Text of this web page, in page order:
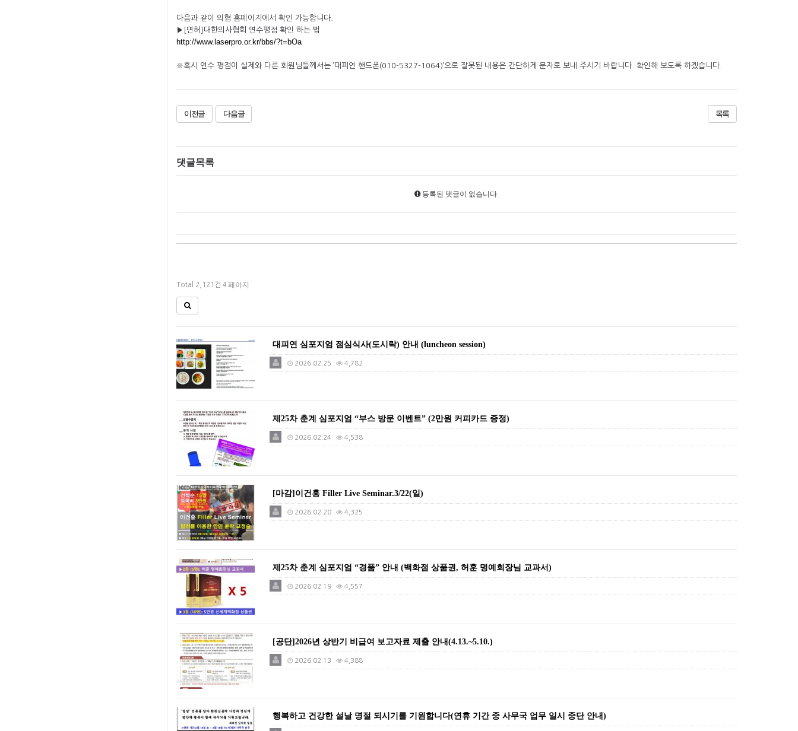
다음과 같이 의협 홈페이지에서 확인 가능합니다.
▶[면허]대한의사협회 연수평점 확인 하는 법
http://www.laserpro.or.kr/bbs/?t=bOa
※혹시 연수 평점이 실제와 다른 회원님들께서는 ’대피연 핸드폰(010-5327-1064)’으로 잘못된 내용은 간단하게 문자로 보내 주시기 바랍니다. 확인해 보도록 하겠습니다.
이전글 다음글 목록
댓글목록
등록된 댓글이 없습니다.
Total 2,121건 4 페이지
대피연 심포지엄 점심식사(도시락) 안내 (luncheon session)
2026.02.25 4,782
제25차 춘계 심포지엄 “부스 방문 이벤트” (2만원 커피카드 증정)
2026.02.24 4,538
[마감]이건홍 Filler Live Seminar.3/22(일)
2026.02.20 4,325
제25차 춘계 심포지엄 “경품” 안내 (백화점 상품권, 허훈 명예회장님 교과서)
2026.02.19 4,557
[공단]2026년 상반기 비급여 보고자료 제출 안내(4.13.~5.10.)
2026.02.13 4,388
행복하고 건강한 설날 명절 되시기를 기원합니다(연휴 기간 중 사무국 업무 일시 중단 안내)